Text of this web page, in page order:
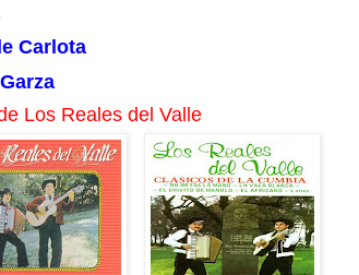
Carlota
Los Reales del Valle